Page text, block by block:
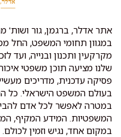
אתר אדלר, ברגמן, גור ושות'
במגוון תחומי המשפט, החל
מקרקעין ותכנון ובנייה, ועד
שלנו מציעה תוכן משפטי
פסיקה עדכנית, מדריכים
בעולם המשפט הישראלי. כל
במטרה לאפשר לכל אדם להבין
המשפטיות. המידע המקיף,
במקום אחד, נגיש וזמין לכולם.